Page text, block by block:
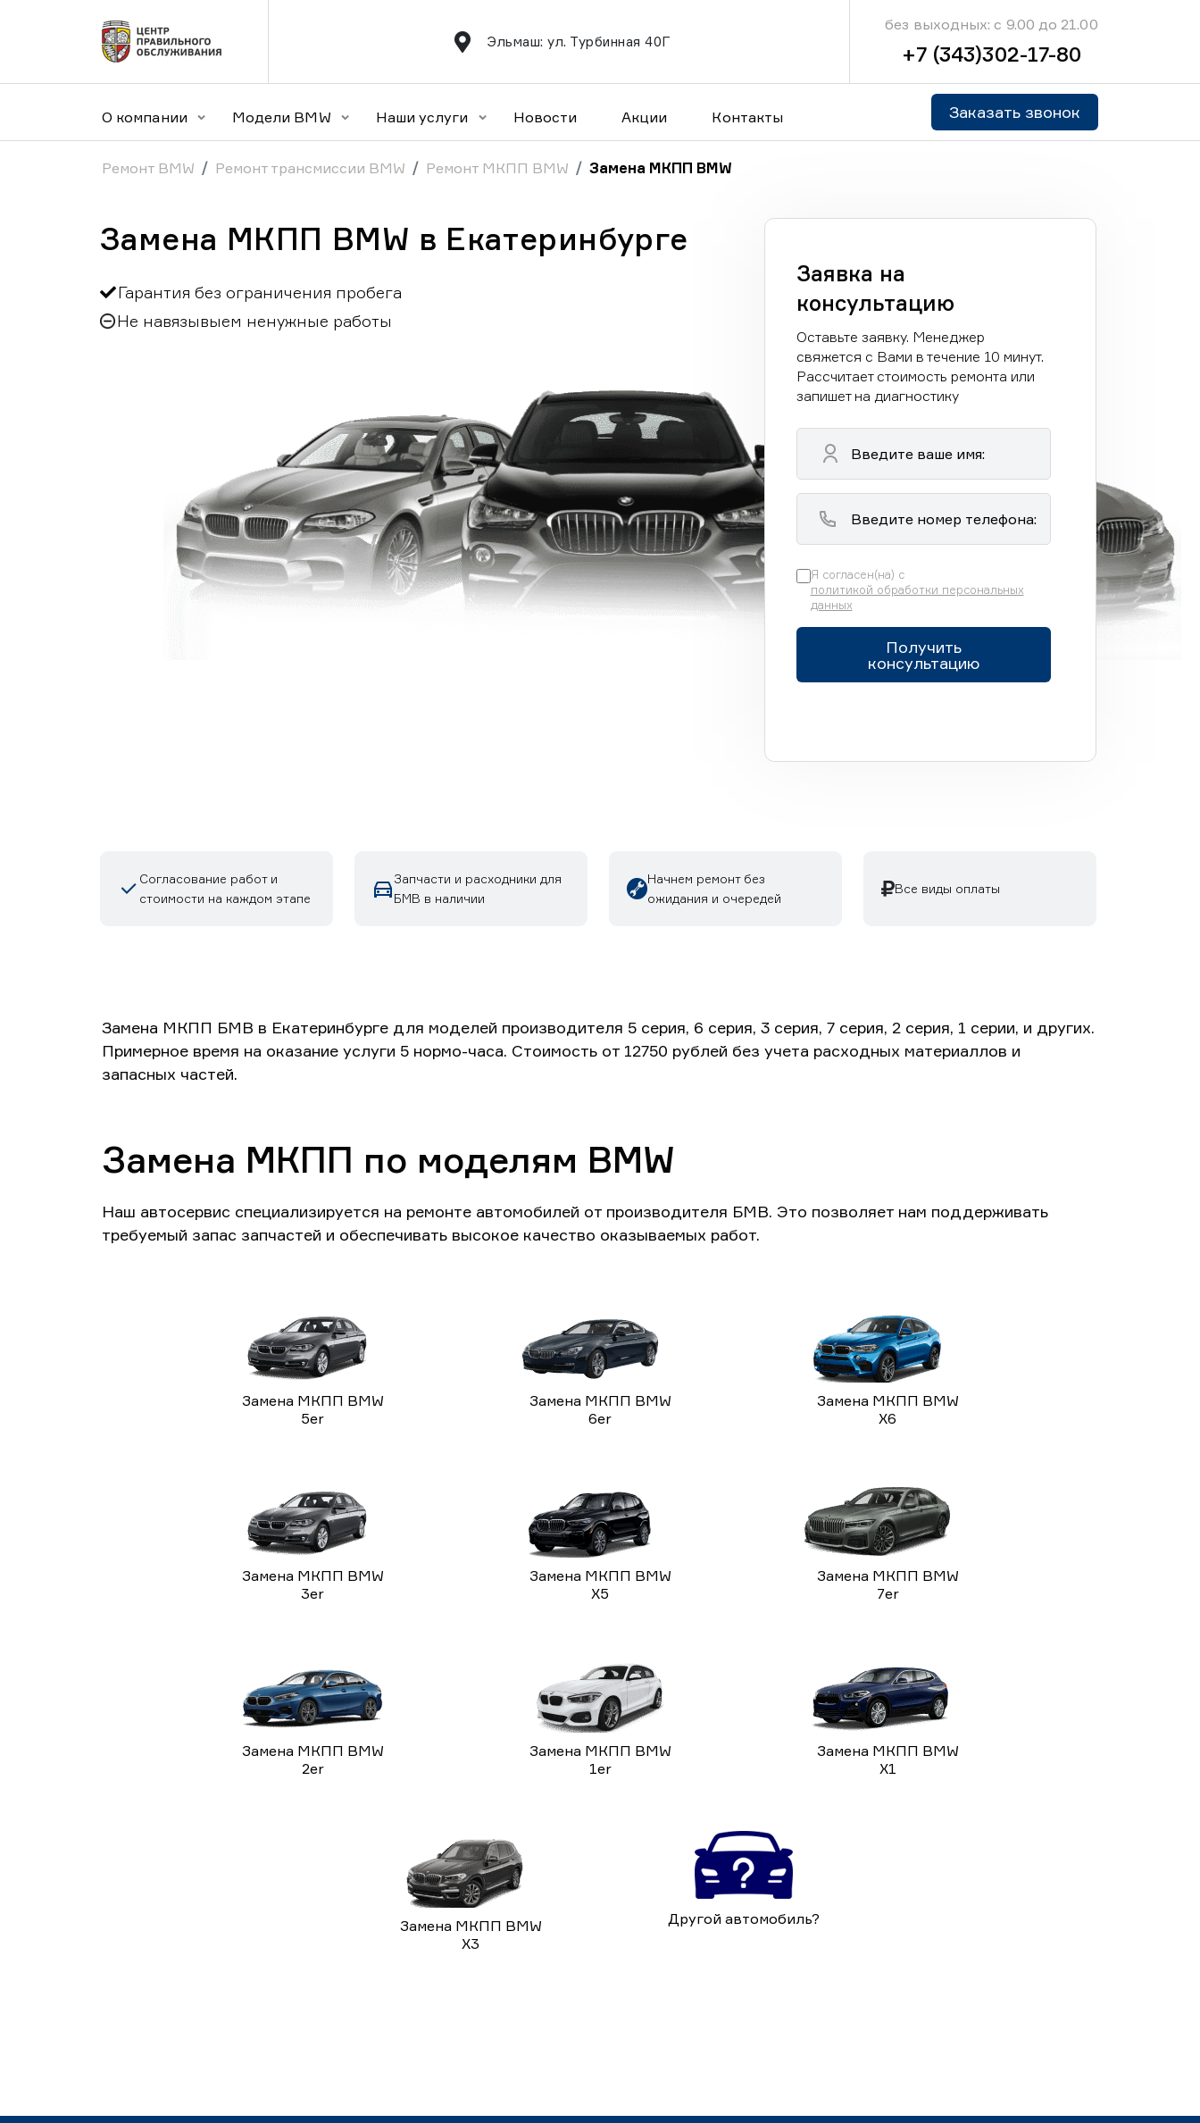
Эльмаш: ул. Турбинная 40Г
без выходных: с 9.00 до 21.00
+7 (343)302-17-80
О компании Модели BMW Наши услуги Новости Акции Контакты Заказать звонок
Ремонт BMW Ремонт трансмиссии BMW Ремонт МКПП BMW Замена МКПП BMW
Замена МКПП BMW в Екатеринбурге
Гарантия без ограничения пробега
Не навязывыем ненужные работы
Заявка на
консультацию
Оставьте заявку. Менеджер
свяжется с Вами в течение 10 минут.
Рассчитает стоимость ремонта или
запишет на диагностику
Я согласен(на) с
политикой обработки персональных
данных
Получить
консультацию
Согласование работ и
стоимости на каждом этапе
Запчасти и расходники для
БМВ в наличии
Начнем ремонт без
ожидания и очередей
Все виды оплаты
Замена МКПП БМВ в Екатеринбурге для моделей производителя 5 серия, 6 серия, 3 серия, 7 серия, 2 серия, 1 серии, и других.
Примерное время на оказание услуги 5 нормо-часа. Стоимость от 12750 рублей без учета расходных материаллов и
запасных частей.
Замена МКПП по моделям BMW
Наш автосервис специализируется на ремонте автомобилей от производителя БМВ. Это позволяет нам поддерживать
требуемый запас запчастей и обеспечивать высокое качество оказываемых работ.
Замена МКПП BMW
5er
Замена МКПП BMW
6er
Замена МКПП BMW
X6
Замена МКПП BMW
3er
Замена МКПП BMW
X5
Замена МКПП BMW
7er
Замена МКПП BMW
2er
Замена МКПП BMW
1er
Замена МКПП BMW
X1
Замена МКПП BMW
X3
Другой автомобиль?